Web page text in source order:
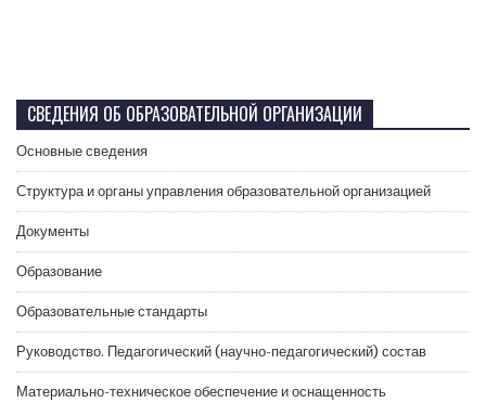
СВЕДЕНИЯ ОБ ОБРАЗОВАТЕЛЬНОЙ ОРГАНИЗАЦИИ
Основные сведения
Структура и органы управления образовательной организацией
Документы
Образование
Образовательные стандарты
Руководство. Педагогический (научно-педагогический) состав
Материально-техническое обеспечение и оснащенность